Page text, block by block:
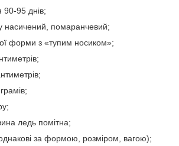
90-95 днів;
насичений, помаранчевий;
форми з «тупим носиком»;
ледь помітна;
за формою, розміром, вагою);